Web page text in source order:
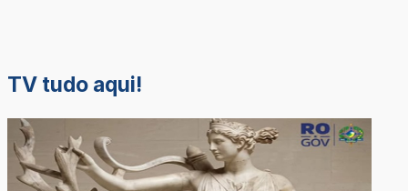
TV tudo aqui!